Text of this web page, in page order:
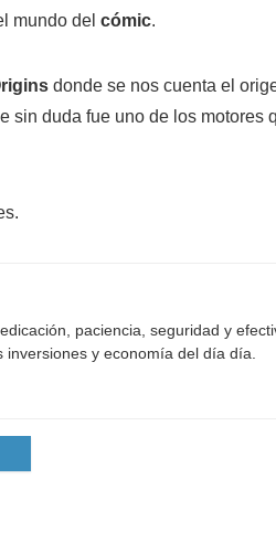
mundo del cómic.
donde se nos cuenta el
sin duda fue uno de los motores
paciencia, seguridad y
y economía del día día.